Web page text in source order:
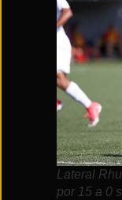
Lateral
por 15 a 0